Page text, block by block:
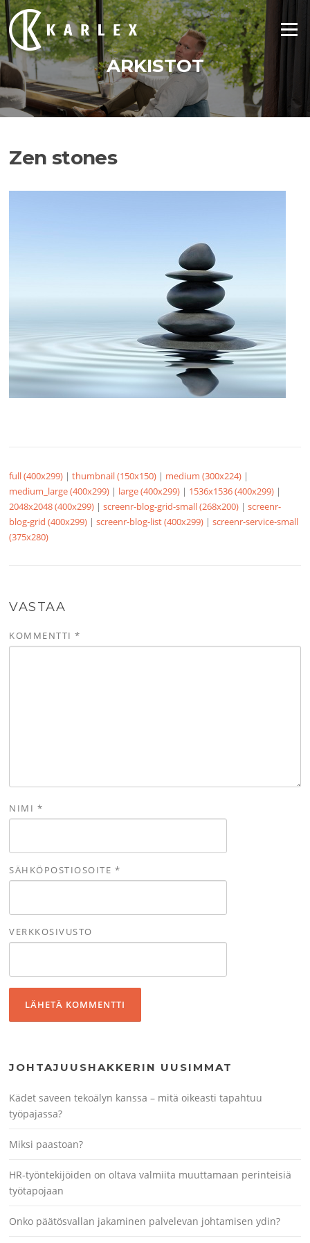
Siirry
suoraan
sisältöön
Valikko
ARKISTOT
Zen stones
full (400x299) |thumbnail (150x150) | medium (300x224) |
medium_large (400x299) | large (400x299) | 1536x1536 (400x299) |
2048x2048 (400x299) |screenr-blog-grid-small (268x200) |screenr-
blog-grid (400x299) |screenr-blog-list (400x299) |screenr-service-small
(375x280)
VASTAA
KOMMENTTI*
NIMI *
SÄHKÖPOSTIOSOITE *
VERKKOSIVUSTO
JOHTAJUUSHAKKERIN UUSIMMAT
Kädet saveen tekoälyn kanssa – mitä oikeasti tapahtuu
työpajassa?
Miksi paastoan?
HR-työntekijöiden on oltava valmiita muuttamaan perinteisiä
työtapojaan
Onko päätösvallan jakaminen palvelevan johtamisen ydin?